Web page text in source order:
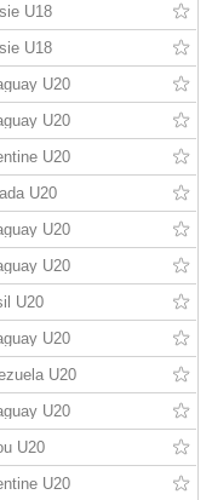
U18
U18
U20
U20
U20
U20
U20
U20
U20
U20
U20
U20
U20
U20